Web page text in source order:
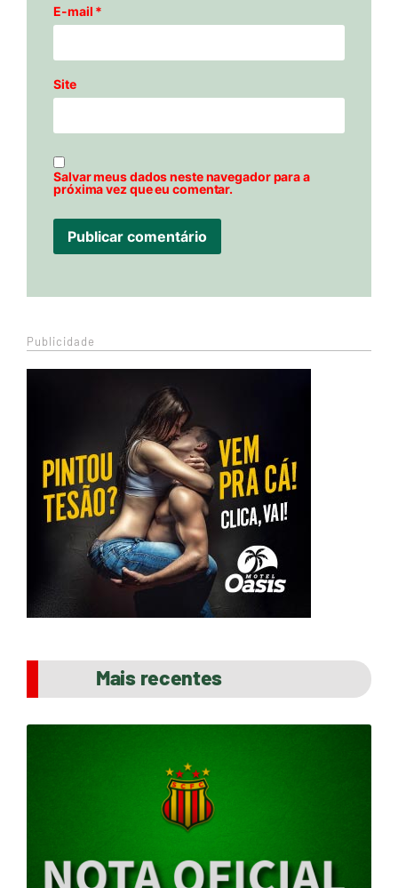
E-mail *
Site
Salvar meus dados neste navegador para a
próxima vez que eu comentar.
Publicidade
Mais recentes